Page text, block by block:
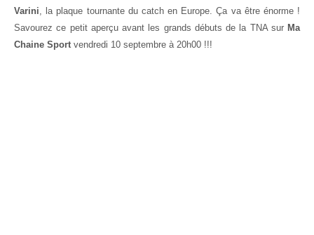
Varini, la plaque tournante du catch en Europe. Ça va être énorme !
Savourez ce petit aperçu avant les grands débuts de la TNA sur Ma
Chaine Sport vendredi 10 septembre à 20h00 !!!